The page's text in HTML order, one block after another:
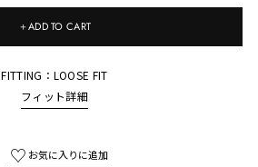
＋ADD TO CART
FITTING：LOOSE FIT
フィット詳細